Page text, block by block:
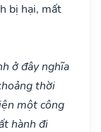
bị hại, mất
ở đây nghĩa
thời
một công
hành đi